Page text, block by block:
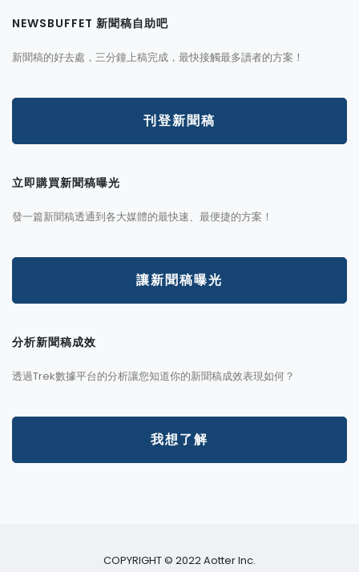
NEWSBUFFET 新聞稿自助吧
新聞稿的好去處，三分鐘上稿完成，最快接觸最多讀者的方案！
刊登新聞稿
立即購買新聞稿曝光
發一篇新聞稿透通到各大媒體的最快速、最便捷的方案！
讓新聞稿曝光
分析新聞稿成效
透過Trek數據平台的分析讓您知道你的新聞稿成效表現如何？
我想了解
COPYRIGHT © 2022 Aotter Inc.